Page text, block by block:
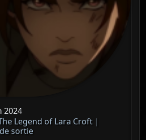
2024
Legend of Lara Croft |
sortie